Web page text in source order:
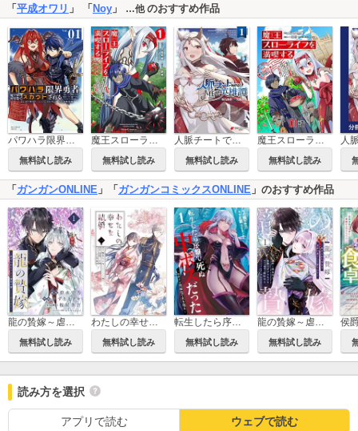
「平成オワリ 」 「Noy 」 …他のおすすめ作品
無料試し読み
魔王スローライフを満喫する～勇者から「攻略無理」と言われたけど、そこはダンジョンじゃない。トマト畑だ～THE COMIC
無料試し読み
人脈チートで始める人任せ英雄譚
無料試し読み
魔王スローライフを満喫する～勇者から「攻略無理」と言われたけど、そこはダンジョンじゃない。トマト畑だ～【単話版】
無料試し読み
「 ガンガンONLINE 」「 ガンガンコミックスONLINE 」のおすすめ作品
龍の贄嫁～虐げられた少女は運命の番として愛される～【分冊版】
無料試し読み
わたしの幸せな結婚
無料試し読み
転生したら序盤で死ぬ中ボスだった－ヒロイン眷属化で生き残る－
無料試し読み
龍の贄嫁～虐げられた少女は運命の番として愛される～
無料試し読み
読み方を選択
アプリで読む ウェブで読む